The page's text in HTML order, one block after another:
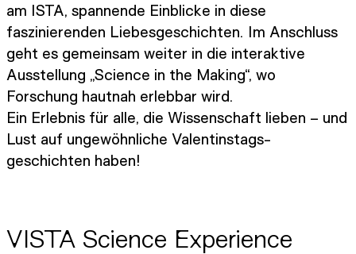
am ISTA, spannende Einblicke in diese
faszinierenden Liebesgeschichten. Im Anschluss
geht es gemeinsam weiter in die interaktive
Ausstellung „Science in the Making“, wo
Forschung hautnah erlebbar wird.
Ein Erlebnis für alle, die Wissenschaft lieben – und
Lust auf ungewöhnliche Valentinstags-
geschichten haben!
VISTA Science Experience